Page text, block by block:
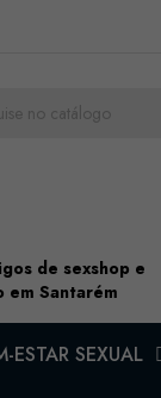
de sexshop e
Santarém
ESTAR SEXUAL